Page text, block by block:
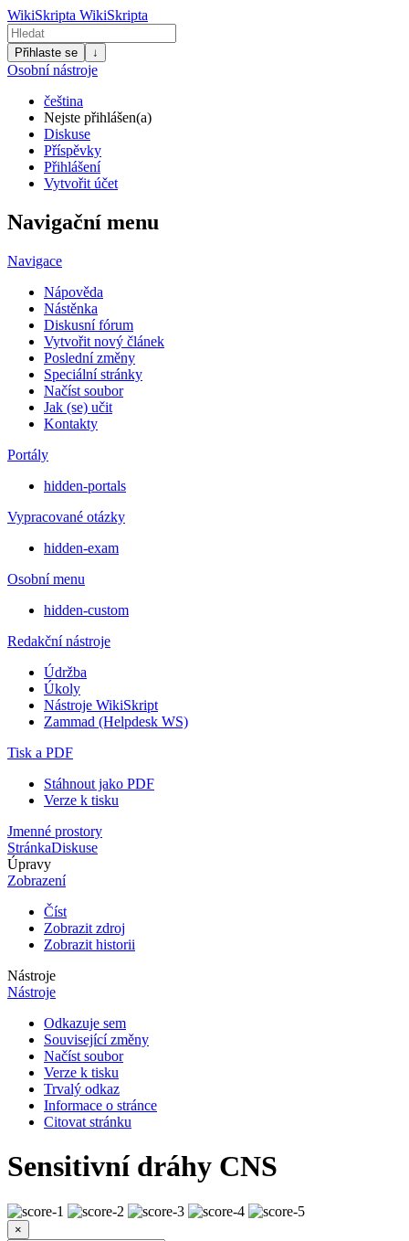
WikiSkripta WikiSkripta
Přihlaste se ↓
Osobní nástroje
čeština
Nejste přihlášen(a)
Diskuse
Příspěvky
Přihlášení
Vytvořit účet
Navigační menu
Navigace
Nápověda
Nástěnka
Diskusní fórum
Vytvořit nový článek
Poslední změny
Speciální stránky
Načíst soubor
Jak (se) učit
Kontakty
Portály
hidden-portals
Vypracované otázky
hidden-exam
Osobní menu
hidden-custom
Redakční nástroje
Údržba
Úkoly
Nástroje WikiSkript
Zammad (Helpdesk WS)
Tisk a PDF
Stáhnout jako PDF
Verze k tisku
Jmenné prostory
StránkaDiskuse
Úpravy
Zobrazení
Číst
Zobrazit zdroj
Zobrazit historii
Nástroje
Nástroje
Odkazuje sem
Související změny
Načíst soubor
Verze k tisku
Trvalý odkaz
Informace o stránce
Citovat stránku
Sensitivní dráhy CNS
×